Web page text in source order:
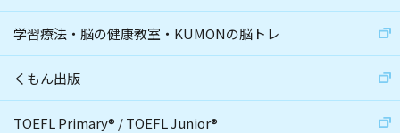
学習療法・脳の健康教室・KUMONの脳トレ
くもん出版
TOEFL Primary® /TOEFL Junior®